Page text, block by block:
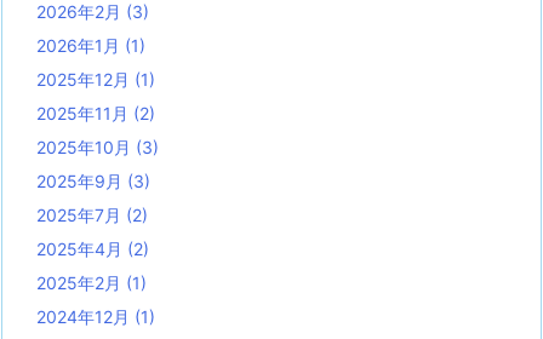
2026年2月 (3)
2026年1月 (1)
2025年12月 (1)
2025年11月 (2)
2025年10月 (3)
2025年9月 (3)
2025年7月 (2)
2025年4月 (2)
2025年2月 (1)
2024年12月 (1)